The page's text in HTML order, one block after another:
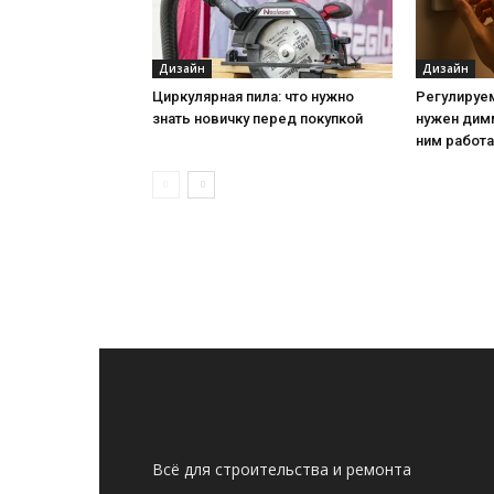
Дизайн
Циркулярная пила: что нужно
знать новичку перед покупкой
Дизайн
нужен
ним
Всё для строительства и ремонта